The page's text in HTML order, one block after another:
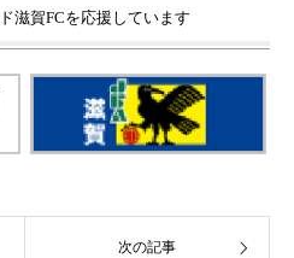
滋賀FCを応援しています
次の記事